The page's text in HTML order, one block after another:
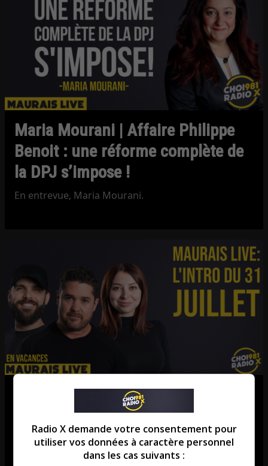
Maria Mourani | Affaire Philippe
Benoit : une réforme complète de
la DPJ s’impose !
En entrevue, Maria Mourani.
L’introduction | Liste d’épicerie &
Affaires mondiales Canada !
L’introduction du 31 juillet.
Radio X demande votre consentement pour
utiliser vos données à caractère personnel
dans les cas suivants :